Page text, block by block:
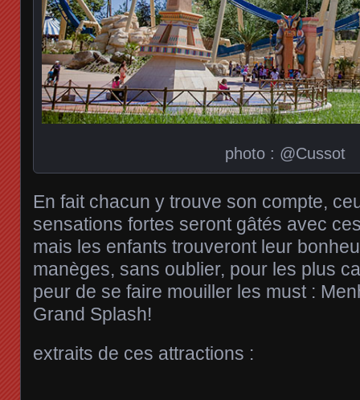
photo : @Cussot
En fait chacun y trouve son compte,
sensations fortes seront gâtés avec
mais les enfants trouveront leur
manèges, sans oublier, pour les plus
peur de se faire mouiller les must :
Grand Splash!
extraits de ces attractions :